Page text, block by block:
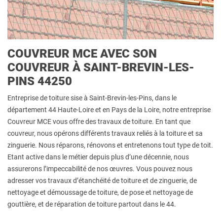
COUVREUR MCE AVEC SON
COUVREUR À SAINT-BREVIN-LES-
PINS 44250
Entreprise de toiture sise à Saint-Brevin-les-Pins, dans le
département 44 Haute-Loire et en Pays de la Loire, notre entreprise
Couvreur MCE vous offre des travaux de toiture. En tant que
couvreur, nous opérons différents travaux reliés à la toiture et sa
zinguerie. Nous réparons, rénovons et entretenons tout type de toit.
Etant active dans le métier depuis plus d’une décennie, nous
assurerons l’impeccabilité de nos œuvres. Vous pouvez nous
adresser vos travaux d’étanchéité de toiture et de zinguerie, de
nettoyage et démoussage de toiture, de pose et nettoyage de
gouttière, et de réparation de toiture partout dans le 44.